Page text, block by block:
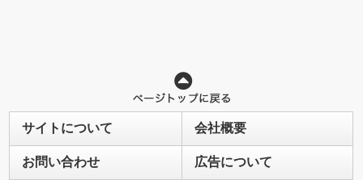
サイトについて 会社概要
お問い合わせ 広告について